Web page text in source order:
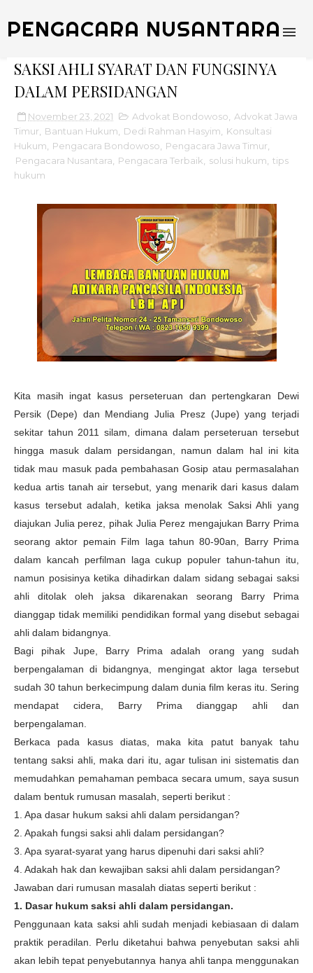
PENGACARA NUSANTARA
SAKSI AHLI SYARAT DAN FUNGSINYA
DALAM PERSIDANGAN
November 23, 2021 Advokat Bondowoso
Advokat Jawa
Timur
Bantuan Hukum Dedi Rahman Hasyim
Konsultasi
Hukum
Pengacara Bondowoso Pengacara Jawa Timur
Pengacara Nusantara
Pengacara Terbaik solusi hukum tips
hukum
Kita masih ingat kasus perseteruan dan pertengkaran Dewi
Persik (Depe) dan Mendiang Julia Presz (Jupe) yang terjadi
sekitar tahun 2011 silam, dimana dalam perseteruan tersebut
hingga masuk dalam persidangan, namun dalam hal ini kita
tidak mau masuk pada pembahasan Gosip atau permasalahan
kedua artis tanah air tersebut, yang menarik dari kasus dalam
kasus tersebut adalah, ketika jaksa menolak Saksi Ahli yang
diajukan Julia perez, pihak Julia Perez mengajukan Barry Prima
seorang aktor pemain Film laga tahun 80-90an, Barry Prima
dalam kancah perfilman laga cukup populer tahun-tahun itu,
namun posisinya ketika dihadirkan dalam sidang sebagai saksi
ahli ditolak oleh jaksa dikarenakan seorang Barry Prima
dianggap tidak memiliki pendidikan formal yang disebut sebagai
ahli dalam bidangnya.
Bagi pihak Jupe, Barry Prima adalah orang yang sudah
berpengalaman di bidangnya, mengingat aktor laga tersebut
sudah 30 tahun berkecimpung dalam dunia film keras itu. Sering
mendapat cidera, Barry Prima dianggap ahli dan
berpengalaman.
Berkaca pada kasus diatas, maka kita patut banyak tahu
tentang saksi ahli, maka dari itu, agar tulisan ini sistematis dan
memudahkan pemahaman pembaca secara umum, saya susun
dalam bentuk rumusan masalah, seperti berikut :
1. Apa dasar hukum saksi ahli dalam persidangan?
2. Apakah fungsi saksi ahli dalam persidangan?
3. Apa syarat-syarat yang harus dipenuhi dari saksi ahli?
4. Adakah hak dan kewajiban saksi ahli dalam persidangan?
Jawaban dari rumusan masalah diatas seperti berikut :
1. Dasar hukum saksi ahli dalam persidangan.
Penggunaan kata saksi ahli sudah menjadi kebiasaan di dalam
praktik peradilan. Perlu diketahui bahwa penyebutan saksi ahli
akan lebih tepat penyebutannya hanya ahli tanpa menggunakan